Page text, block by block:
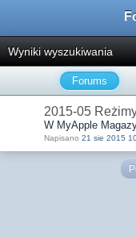
Wyniki wyszukiwania
Forums
2015-05
W MyApple
Napisano 21 sie 2015